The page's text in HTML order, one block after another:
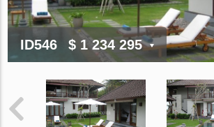
ID546 $ 1 234 295